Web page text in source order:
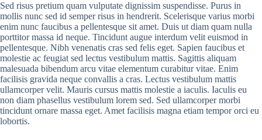
Sed risus pretium quam vulputate dignissim suspendisse. Purus in
mollis nunc sed id semper risus in hendrerit. Scelerisque varius morbi
enim nunc faucibus a pellentesque sit amet. Duis ut diam quam nulla
porttitor massa id neque. Tincidunt augue interdum velit euismod in
pellentesque. Nibh venenatis cras sed felis eget. Sapien faucibus et
molestie ac feugiat sed lectus vestibulum mattis. Sagittis aliquam
malesuada bibendum arcu vitae elementum curabitur vitae. Enim
facilisis gravida neque convallis a cras. Lectus vestibulum mattis
ullamcorper velit. Mauris cursus mattis molestie a iaculis. Iaculis eu
non diam phasellus vestibulum lorem sed. Sed ullamcorper morbi
tincidunt ornare massa eget. Amet facilisis magna etiam tempor orci eu
lobortis.